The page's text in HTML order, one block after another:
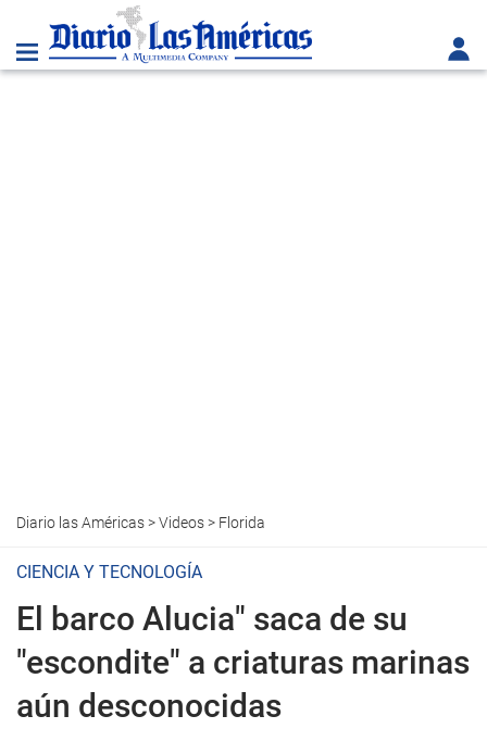
Diario las Américas>Videos> Florida
CIENCIA Y TECNOLOGÍA
El barco Alucia" saca de su
"escondite" a criaturas marinas
aún desconocidas